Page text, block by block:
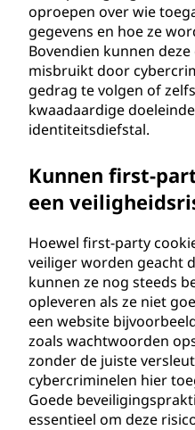
oproepen over wie
gegevens en hoe ze
Bovendien kunnen
misbruikt door
gedrag te volgen of
kwaadaardige
identiteitsdiefstal.
Kunnen first-
een
Hoewel first-party
veiliger worden geacht
kunnen ze nog steeds
opleveren als ze niet
een website
zoals wachtwoorden
zonder de juiste
cybercriminelen hier
Goede
essentieel om deze